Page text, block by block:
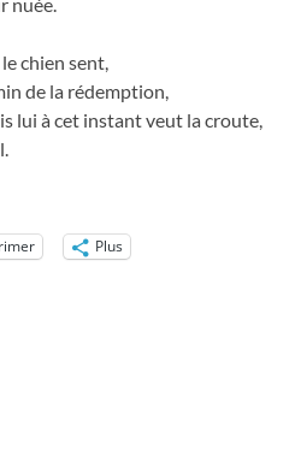
chien sent,
de la rédemption,
lui à cet instant veut la croute,
Plus